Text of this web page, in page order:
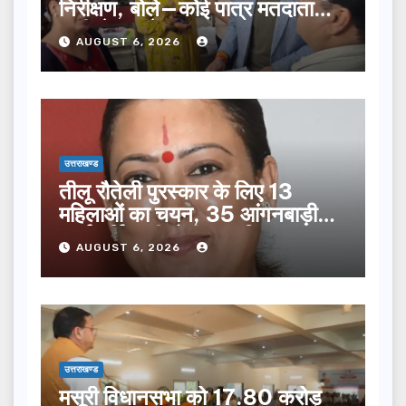
निरीक्षण, बोले—कोई पात्र मतदाता
सूची से न छूटे…
AUGUST 6, 2026
उत्तराखण्ड
तीलू रौतेली पुरस्कार के लिए 13
महिलाओं का चयन, 35 आंगनबाड़ी
कार्यकर्तियां भी होंगी सम्मानित…
AUGUST 6, 2026
उत्तराखण्ड
मसूरी विधानसभा को 17.80 करोड़